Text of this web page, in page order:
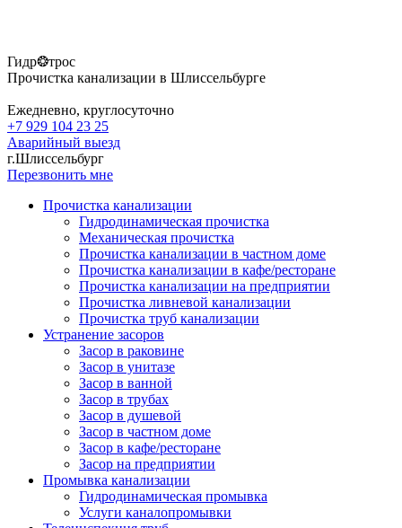
Гидр❂трос
Прочистка канализации в Шлиссельбурге
Ежедневно, круглосуточно
+7 929 104 23 25
Аварийный выезд
г.Шлиссельбург
Перезвонить мне
Прочистка канализации
Гидродинамическая прочистка
Механическая прочистка
Прочистка канализации в частном доме
Прочистка канализации в кафе/ресторане
Прочистка канализации на предприятии
Прочистка ливневой канализации
Прочистка труб канализации
Устранение засоров
Засор в раковине
Засор в унитазе
Засор в ванной
Засор в трубах
Засор в душевой
Засор в частном доме
Засор в кафе/ресторане
Засор на предприятии
Промывка канализации
Гидродинамическая промывка
Услуги каналопромывки